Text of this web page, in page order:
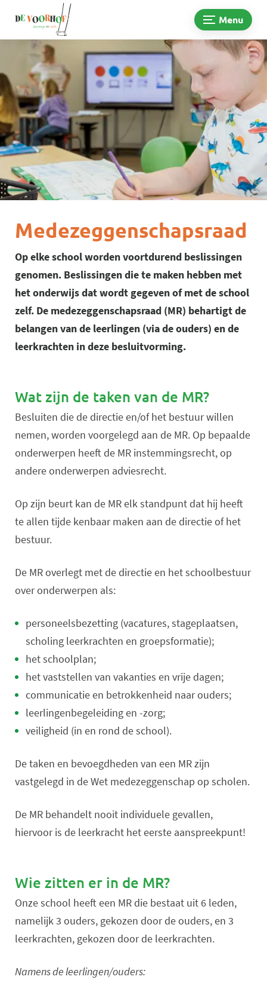
Menu
Medezeggenschapsraad
Op elke school worden voortdurend beslissingen
genomen. Beslissingen die te maken hebben met
het onderwijs dat wordt gegeven of met de school
zelf. De medezeggenschapsraad (MR) behartigt de
belangen van de leerlingen (via de ouders) en de
leerkrachten in deze besluitvorming.
Wat zijn de taken van de MR?
Besluiten die de directie en/of het bestuur willen
nemen, worden voorgelegd aan de MR. Op bepaalde
onderwerpen heeft de MR instemmingsrecht, op
andere onderwerpen adviesrecht.
Op zijn beurt kan de MR elk standpunt dat hij heeft
te allen tijde kenbaar maken aan de directie of het
bestuur.
De MR overlegt met de directie en het schoolbestuur
over onderwerpen als:
personeelsbezetting (vacatures, stageplaatsen,
scholing leerkrachten en groepsformatie);
het schoolplan;
het vaststellen van vakanties en vrije dagen;
communicatie en betrokkenheid naar ouders;
leerlingenbegeleiding en -zorg;
veiligheid (in en rond de school).
De taken en bevoegdheden van een MR zijn
vastgelegd in de Wet medezeggenschap op scholen.
De MR behandelt nooit individuele gevallen,
hiervoor is de leerkracht het eerste aanspreekpunt!
Wie zitten er in de MR?
Onze school heeft een MR die bestaat uit 6 leden,
namelijk 3 ouders, gekozen door de ouders, en 3
leerkrachten, gekozen door de leerkrachten.
Namens de leerlingen/ouders: